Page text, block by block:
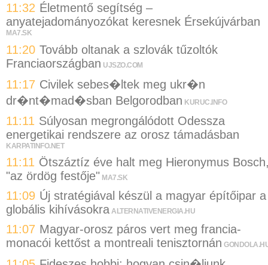
11:32 Életmentő segítség –
anyatejadományozókat keresnek Érsekújvárban
MA7.SK
11:20 Tovább oltanak a szlovák tűzoltók
Franciaországban UJSZO.COM
11:17 Civilek sebes�ltek meg ukr�n
dr�nt�mad�sban Belgorodban KURUC.INFO
11:11 Súlyosan megrongálódott Odessza
energetikai rendszere az orosz támadásban
KARPATINFO.NET
11:11 Ötszáztíz éve halt meg Hieronymus
"az ördög festője" MA7.SK
11:09 Új stratégiával készül a magyar építőipar a
globális kihívásokra ALTERNATIVENERGIA.HU
11:07 Magyar-orosz páros vert meg francia-
monacói kettőst a montreali tenisztornán